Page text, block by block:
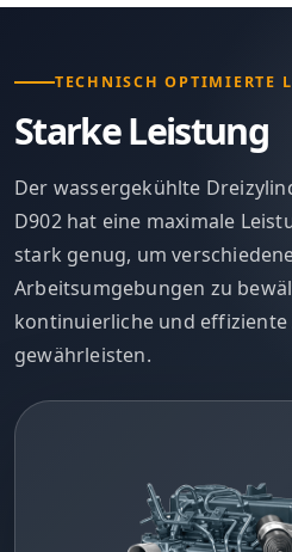
TECHNISCH OPTIMIERTE
Starke Leistung
Der wassergekühlte
D902 hat eine maximale
stark genug, um
Arbeitsumgebungen zu
kontinuierliche und effiziente
gewährleisten.